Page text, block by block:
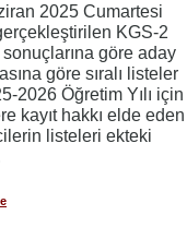
2025 Cumartesi
KGS-2
sonuçlarına göre aday
göre sıralı listeler
2026 Öğretim Yılı için
kayıt hakkı elde eden
listeleri ekteki